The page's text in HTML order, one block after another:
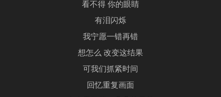
看不得 你的眼睛
有泪闪烁
我宁愿一错再错
想怎么 改变这结果
可我们抓紧时间
回忆重复画面